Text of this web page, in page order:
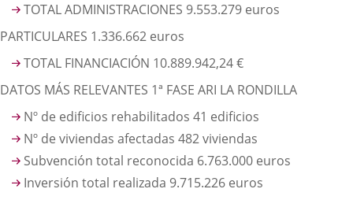
TOTAL ADMINISTRACIONES 9.553.279 euros
PARTICULARES 1.336.662 euros
TOTAL FINANCIACIÓN 10.889.942,24 €
DATOS MÁS RELEVANTES 1ª FASE ARI LA RONDILLA
Nº de edificios rehabilitados 41 edificios
Nº de viviendas afectadas 482 viviendas
Subvención total reconocida 6.763.000 euros
Inversión total realizada 9.715.226 euros